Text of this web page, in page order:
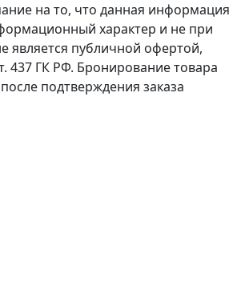
на то, что данная информация
характер и не при
является публичной офертой,
437 ГК РФ. Бронирование товара
подтверждения заказа